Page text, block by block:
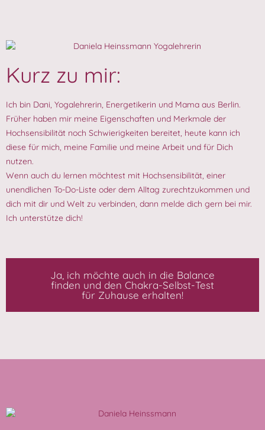
Kurz zu mir:
Ich bin Dani, Yogalehrerin, Energetikerin und Mama aus Berlin.
Früher haben mir meine Eigenschaften und Merkmale der
Hochsensibilität noch Schwierigkeiten bereitet, heute kann ich
diese für mich, meine Familie und meine Arbeit und für Dich
nutzen.
Wenn auch du lernen möchtest mit Hochsensibilität, einer
unendlichen To-Do-Liste oder dem Alltag zurechtzukommen und
dich mit dir und Welt zu verbinden, dann melde dich gern bei mir.
Ich unterstütze dich!
Ja, ich möchte auch in die Balance
finden und den Chakra-Selbst-Test
für Zuhause erhalten!